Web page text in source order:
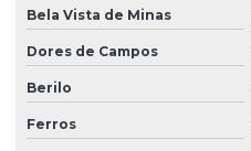
Bela Vista de Minas
Dores de Campos
Berilo
Ferros